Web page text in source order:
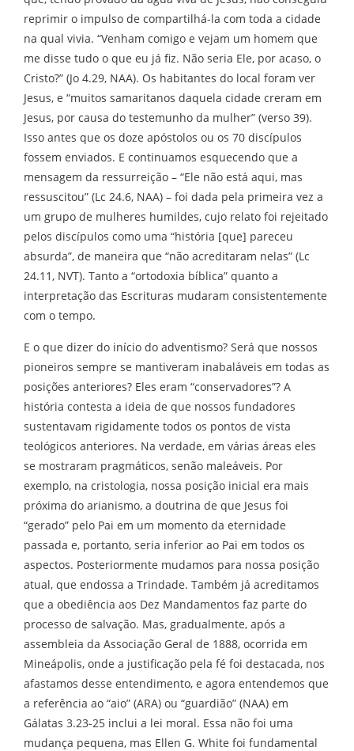
reprimir o impulso de compartilhá-la com toda a cidade
na qual vivia. “Venham comigo e vejam um homem que
me disse tudo o que eu já fiz. Não seria Ele, por acaso, o
Cristo?” (Jo 4.29, NAA). Os habitantes do local foram ver
Jesus, e “muitos samaritanos daquela cidade creram em
Jesus, por causa do testemunho da mulher” (verso 39).
Isso antes que os doze apóstolos ou os 70 discípulos
fossem enviados. E continuamos esquecendo que a
mensagem da ressurreição – “Ele não está aqui, mas
ressuscitou” (Lc 24.6, NAA) – foi dada pela primeira vez a
um grupo de mulheres humildes, cujo relato foi rejeitado
pelos discípulos como uma “história [que] pareceu
absurda”, de maneira que “não acreditaram nelas” (Lc
24.11, NVT). Tanto a “ortodoxia bíblica” quanto a
interpretação das Escrituras mudaram consistentemente
com o tempo.
E o que dizer do início do adventismo? Será que nossos
pioneiros sempre se mantiveram inabaláveis ​​em todas as
posições anteriores? Eles eram “conservadores”? A
história contesta a ideia de que nossos fundadores
sustentavam rigidamente todos os pontos de vista
teológicos anteriores. Na verdade, em várias áreas eles
se mostraram pragmáticos, senão maleáveis. Por
exemplo, na cristologia, nossa posição inicial era mais
próxima do arianismo, a doutrina de que Jesus foi
“gerado” pelo Pai em um momento da eternidade
passada e, portanto, seria inferior ao Pai em todos os
aspectos. Posteriormente mudamos para nossa posição
atual, que endossa a Trindade. Também já acreditamos
que a obediência aos Dez Mandamentos faz parte do
processo de salvação. Mas, gradualmente, após a
assembleia da Associação Geral de 1888, ocorrida em
Mineápolis, onde a justificação pela fé foi destacada, nos
afastamos desse entendimento, e agora entendemos que
a referência ao “aio” (ARA) ou “guardião” (NAA) em
Gálatas 3.23-25 inclui a lei moral. Essa não foi uma
mudança pequena, mas Ellen G. White foi fundamental